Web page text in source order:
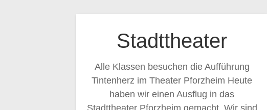
Stadttheater
Alle Klassen besuchen die Aufführung
Tintenherz im Theater Pforzheim Heute
haben wir einen Ausflug in das
Stadttheater Pforzheim gemacht. Wir sind